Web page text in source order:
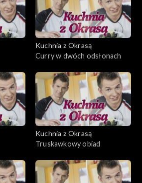
Kuchnia z Okrasą
Curry w dwóch odsłonach
Kuchnia z Okrasą
Truskawkowy obiad